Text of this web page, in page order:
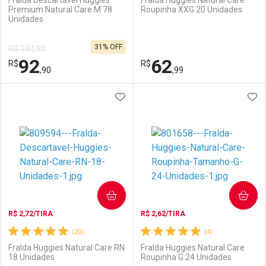
Comprar sem Desconto
Por R$ 52,89/cada
Comprar sem Desconto
Por R$ 52,89/cada
Comprar sem Desconto
Por R$ 92,90/cada
Por R$ 92,90/cada
Premium Natural Care M 78
Unidades
R$ 134,90
R$92,90
31% OFF
Laboratório
Por Menos
Roupinha XXG 20 Unidades
R$62,99
Laboratório
Por Menos
(20)
R$ 2,72/TIRA
Fralda Huggies Natural Care RN
18 Unidades
ADICIONAR AOS FAVORITOS
COMPRAR
(4)
R$ 2,62/TIRA
Fralda Huggies Natural Care
Roupinha G 24 Unidades
COMPRAR